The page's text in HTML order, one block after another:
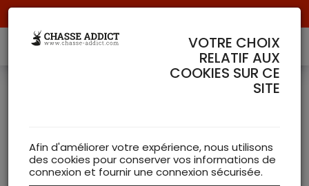
NEW
VOTRE CHOIX
RELATIF AUX
COOKIES SUR CE
SITE
Afin d'améliorer votre expérience, nous utilisons
des cookies pour conserver vos informations de
connexion et fournir une connexion sécurisée.